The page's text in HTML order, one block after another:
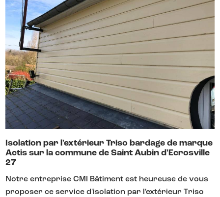
Isolation par l'extérieur Triso bardage de marque
Actis sur la commune de Saint Aubin d'Ecrosville
27
Notre entreprise CMI Bâtiment est heureuse de vous
proposer ce service d'isolation par l'extérieur Triso